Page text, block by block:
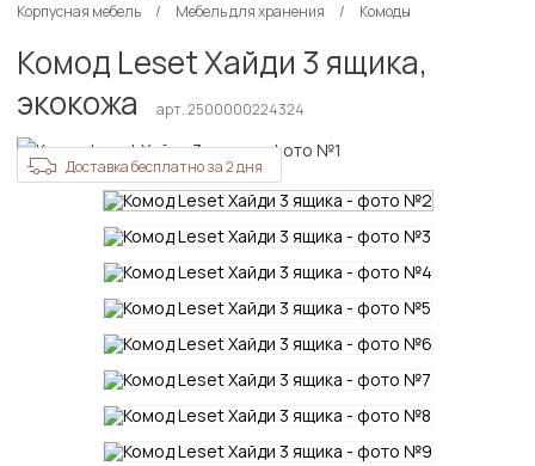
Корпусная мебель
Мебель для хранения Комоды
Комод Leset Хайди 3 ящика,
экокожа
арт. 2500000224324
Доставка бесплатно за 2 дня